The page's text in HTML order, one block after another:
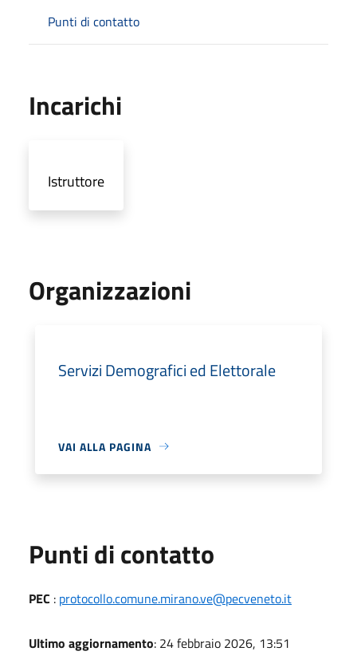
Punti di contatto
Incarichi
Istruttore
Organizzazioni
Servizi Demografici ed Elettorale
VAI ALLA PAGINA
Punti di contatto
PEC : protocollo.comune.mirano.ve@pecveneto.it
Ultimo aggiornamento: 24 febbraio 2026, 13:51